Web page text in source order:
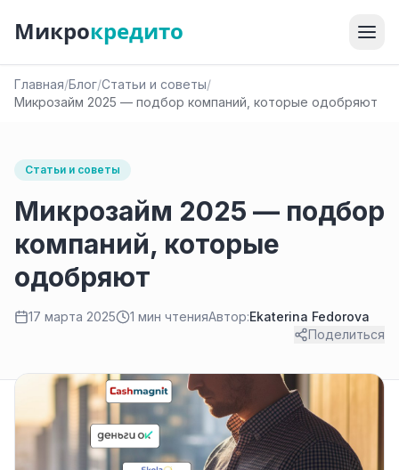
Микрокредито
Главная/Блог/Статьи и советы/
Микрозайм 2025 — подбор компаний, которые одобряют
Статьи и советы
Микрозайм 2025 — подбор
компаний, которые
одобряют
17 марта 2025 1 мин чтенияАвтор:Ekaterina Fedorova
Поделиться